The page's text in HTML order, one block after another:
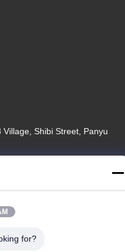
Shibi Street, Panyu
for?